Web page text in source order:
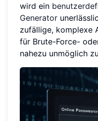
wird ein
Generator
zufällige, komplexe
für Brute-Force-
nahezu unmöglich